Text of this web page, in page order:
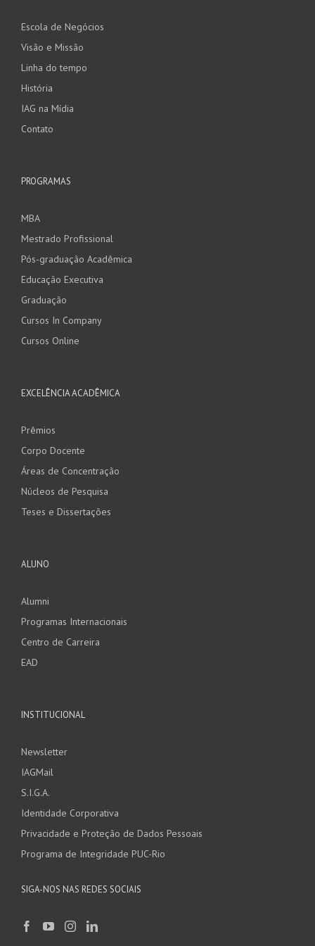
Escola de Negócios
Visão e Missão
Linha do tempo
História
IAG na Mídia
Contato
PROGRAMAS
MBA
Mestrado Profissional
Pós-graduação Acadêmica
Educação Executiva
Graduação
Cursos In Company
Cursos Online
EXCELÊNCIA ACADÊMICA
Prêmios
Corpo Docente
Áreas de Concentração
Núcleos de Pesquisa
Teses e Dissertações
ALUNO
Alumni
Programas Internacionais
Centro de Carreira
EAD
INSTITUCIONAL
Newsletter
IAGMail
S.I.G.A.
Identidade Corporativa
Privacidade e Proteção de Dados Pessoais
Programa de Integridade PUC-Rio
SIGA-NOS NAS REDES SOCIAIS